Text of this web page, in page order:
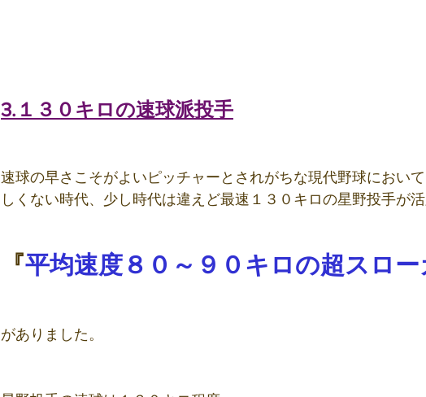
3.１３０キロの速球派投手
速球の早さこそがよいピッチャーとされがちな現代野球におい
しくない時代、少し時代は違えど最速１３０キロの星野投手が
『平均速度８０～９０キロの超スロ
がありました。